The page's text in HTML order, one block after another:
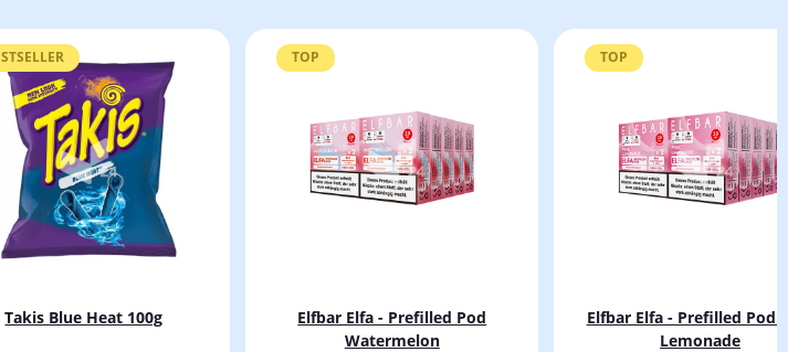
Takis Blue Heat 100g
TOP
Elfbar Elfa - Prefilled Pod
Watermelon
TOP
Elfbar Elfa - Prefilled Pod
Lemonade